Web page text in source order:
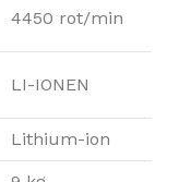
4450 rot/min
LI-IONEN
Lithium-ion